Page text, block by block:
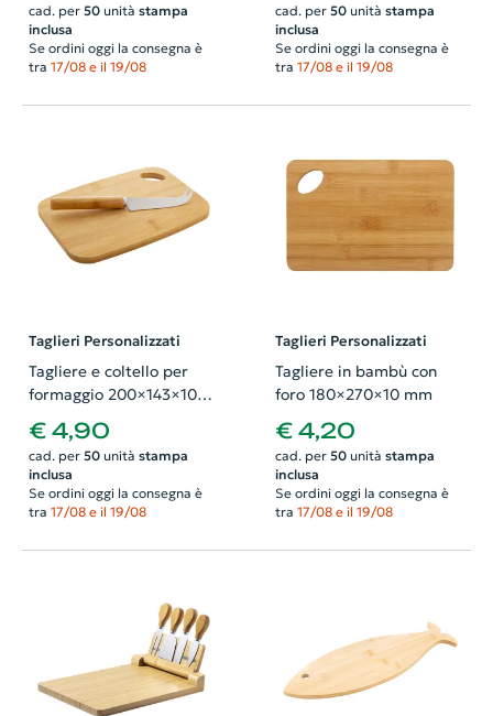
cad. per 50unità stampa
inclusa
Se ordini oggi la consegna è
tra 17/08 e il 19/08
cad. per 50unità stampa
inclusa
Se ordini oggi la consegna è
tra 17/08 e il 19/08
Taglieri Personalizzati
Tagliere e coltello per
formaggio 200×143×10
mm
€ 4,90
cad. per 50unità stampa
inclusa
Se ordini oggi la consegna è
tra 17/08 e il 19/08
Taglieri Personalizzati
Tagliere in bambù con
foro 180×270×10 mm
€ 4,20
cad. per 50unità stampa
inclusa
Se ordini oggi la consegna è
tra 17/08 e il 19/08